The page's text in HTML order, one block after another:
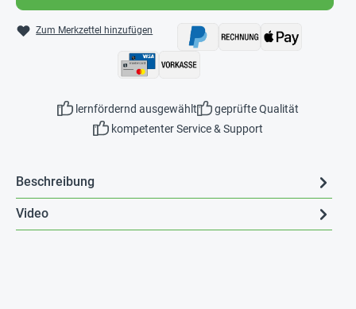
Zum Merkzettel hinzufügen
lernfördernd ausgewählt
geprüfte Qualität
kompetenter Service & Support
Beschreibung
Video